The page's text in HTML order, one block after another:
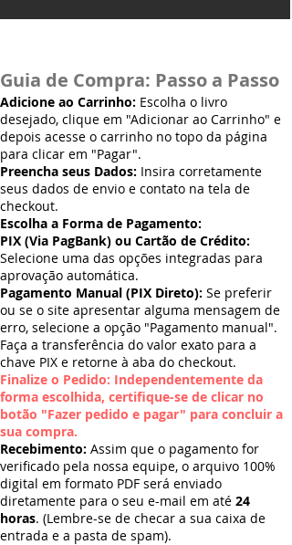
Guia de Compra: Passo a Passo
Adicione ao Carrinho: Escolha o livro
desejado, clique em "Adicionar ao Carrinho" e
depois acesse o carrinho no topo da página
para clicar em "Pagar".
Preencha seus Dados: Insira corretamente
seus dados de envio e contato na tela de
checkout.
Escolha a Forma de Pagamento:
PIX (Via PagBank) ou Cartão de Crédito:
Selecione uma das opções integradas para
aprovação automática.
Pagamento Manual (PIX Direto): Se preferir
ou se o site apresentar alguma mensagem de
erro, selecione a opção "Pagamento manual".
Faça a transferência do valor exato para a
chave PIX e retorne à aba do checkout.
Finalize o Pedido: Independentemente da
forma escolhida, certifique-se de clicar no
botão "Fazer pedido e pagar" para concluir a
sua compra.
Recebimento: Assim que o pagamento for
verificado pela nossa equipe, o arquivo 100%
digital em formato PDF será enviado
diretamente para o seu e-mail em até 24
horas. (Lembre-se de checar a sua caixa de
entrada e a pasta de spam).